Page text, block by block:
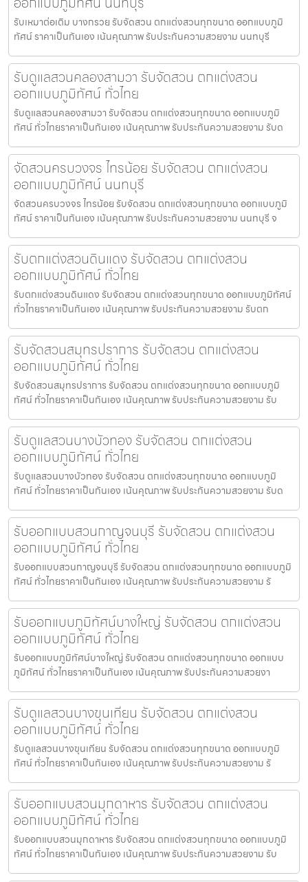
รับเหมาต่อเติม บางกรวย รับจัดสวน ตกแต่งสวนทุกขนาด ออกแบบภูมิ
ทัศน์ ราคาเป็นกันเอง เน้นคุณภาพ รับประกันความสวยงาม นนทบุรี
รับดูแลสวนคลองสามวา รับจัดสวน ตกแต่งสวน
ออกแบบภูมิทัศน์ ทั่วไทย
รับดูแลสวนคลองสามวา รับจัดสวน ตกแต่งสวนทุกขนาด ออกแบบภูมิ
ทัศน์ ทั่วไทยราคาเป็นกันเอง เน้นคุณภาพ รับประกันความสวยงาม รับด
จัดสวนครบวงจร ไทรน้อย รับจัดสวน ตกแต่งสวน
ออกแบบภูมิทัศน์ นนทบุรี
จัดสวนครบวงจร ไทรน้อย รับจัดสวน ตกแต่งสวนทุกขนาด ออกแบบภูมิ
ทัศน์ ราคาเป็นกันเอง เน้นคุณภาพ รับประกันความสวยงาม นนทบุรี จ
รับตกแต่งสวนดินแดง รับจัดสวน ตกแต่งสวน
ออกแบบภูมิทัศน์ ทั่วไทย
รับตกแต่งสวนดินแดง รับจัดสวน ตกแต่งสวนทุกขนาด ออกแบบภูมิทัศน์
ทั่วไทยราคาเป็นกันเอง เน้นคุณภาพ รับประกันความสวยงาม รับตก
รับจัดสวนสมุทรปราการ รับจัดสวน ตกแต่งสวน
ออกแบบภูมิทัศน์ ทั่วไทย
รับจัดสวนสมุทรปราการ รับจัดสวน ตกแต่งสวนทุกขนาด ออกแบบภูมิ
ทัศน์ ทั่วไทยราคาเป็นกันเอง เน้นคุณภาพ รับประกันความสวยงาม รับ
รับดูแลสวนบางบัวทอง รับจัดสวน ตกแต่งสวน
ออกแบบภูมิทัศน์ ทั่วไทย
รับดูแลสวนบางบัวทอง รับจัดสวน ตกแต่งสวนทุกขนาด ออกแบบภูมิ
ทัศน์ ทั่วไทยราคาเป็นกันเอง เน้นคุณภาพ รับประกันความสวยงาม รับด
รับออกแบบสวนกาญจนบุรี รับจัดสวน ตกแต่งสวน
ออกแบบภูมิทัศน์ ทั่วไทย
รับออกแบบสวนกาญจนบุรี รับจัดสวน ตกแต่งสวนทุกขนาด ออกแบบภูมิ
ทัศน์ ทั่วไทยราคาเป็นกันเอง เน้นคุณภาพ รับประกันความสวยงาม รั
รับออกแบบภูมิทัศน์บางใหญ่ รับจัดสวน ตกแต่งสวน
ออกแบบภูมิทัศน์ ทั่วไทย
รับออกแบบภูมิทัศน์บางใหญ่ รับจัดสวน ตกแต่งสวนทุกขนาด ออกแบบ
ภูมิทัศน์ ทั่วไทยราคาเป็นกันเอง เน้นคุณภาพ รับประกันความสวยงา
รับดูแลสวนบางขุนเทียน รับจัดสวน ตกแต่งสวน
ออกแบบภูมิทัศน์ ทั่วไทย
รับดูแลสวนบางขุนเทียน รับจัดสวน ตกแต่งสวนทุกขนาด ออกแบบภูมิ
ทัศน์ ทั่วไทยราคาเป็นกันเอง เน้นคุณภาพ รับประกันความสวยงาม รั
รับออกแบบสวนมุกดาหาร รับจัดสวน ตกแต่งสวน
ออกแบบภูมิทัศน์ ทั่วไทย
รับออกแบบสวนมุกดาหาร รับจัดสวน ตกแต่งสวนทุกขนาด ออกแบบภูมิ
ทัศน์ ทั่วไทยราคาเป็นกันเอง เน้นคุณภาพ รับประกันความสวยงาม รับ